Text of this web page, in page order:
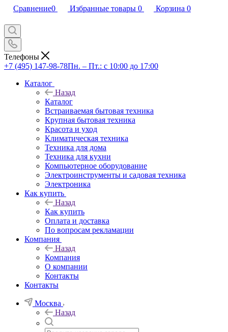
Сравнение0 Избранные товары 0 Корзина 0
Телефоны
+7 (495) 147-98-78Пн. – Пт.: с 10:00 до 17:00
Каталог
Назад
Каталог
Встраиваемая бытовая техника
Крупная бытовая техника
Красота и уход
Климатическая техника
Техника для дома
Техника для кухни
Компьютерное оборудование
Электроинструменты и садовая техника
Электроника
Как купить
Назад
Как купить
Оплата и доставка
По вопросам рекламации
Компания
Назад
Компания
О компании
Контакты
Контакты
Москва
Назад